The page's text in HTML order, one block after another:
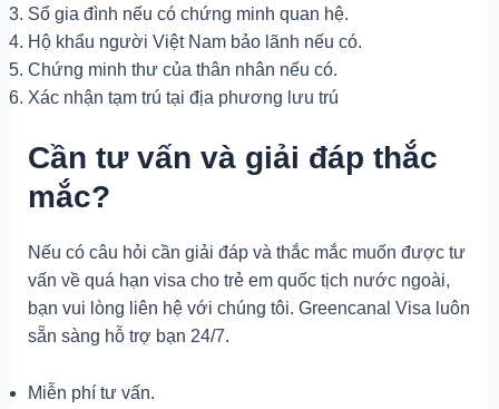
Sổ gia đình nếu có chứng minh quan hệ.
Hộ khẩu người Việt Nam bảo lãnh nếu có.
Chứng minh thư của thân nhân nếu có.
Xác nhận tạm trú tại địa phương lưu trú
Cần tư vấn và giải đáp thắc
mắc?
Nếu có câu hỏi cần giải đáp và thắc mắc muốn được tư
vấn về quá hạn visa cho trẻ em quốc tịch nước ngoài,
bạn vui lòng liên hệ với chúng tôi. Greencanal Visa luôn
sẵn sàng hỗ trợ bạn 24/7.
Miễn phí tư vấn.